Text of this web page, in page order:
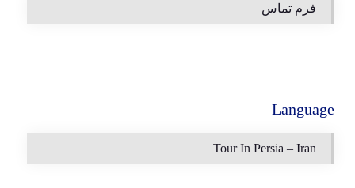
فرم تماس
Language
Tour In Persia – Iran